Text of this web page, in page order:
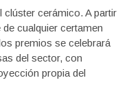
cerámico. A partir
cualquier certamen
premios se celebrará
del sector, con
propia del